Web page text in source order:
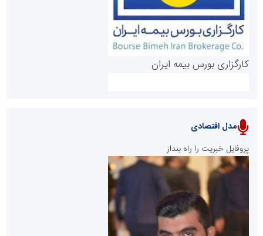
پایگاه خبری نهضت ملی مسکن
کارگزاری بورس بیمه ایران
سازمان بورس و اوراق بهادار
مدل اقتصادی
پروفایل خبریت را راه بنداز